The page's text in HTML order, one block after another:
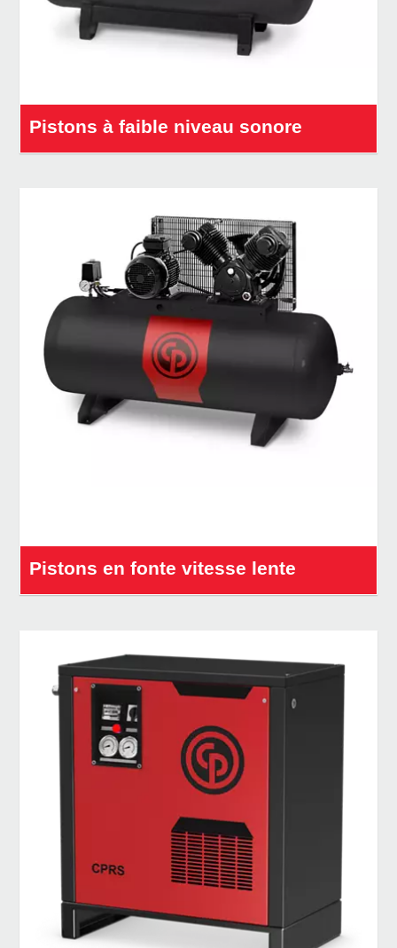
Pistons à faible niveau sonore
Pistons en fonte vitesse lente